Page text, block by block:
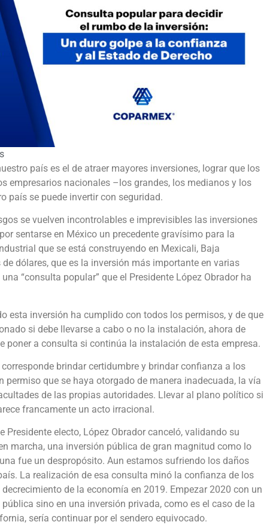
país es el de atraer mayores inversiones, lograr que los
empresarios nacionales –los grandes, los medianos y los
país se puede invertir con seguridad.
se vuelven incontrolables e imprevisibles las inversiones
sentarse en México un precedente gravísimo para la
que se está construyendo en Mexicali, Baja
dólares, que es la inversión más importante en varias
“consulta popular” que el Presidente López Obrador ha
esta inversión ha cumplido con todos los permisos, y de que
si debe llevarse a cabo o no la instalación, ahora de
poner a consulta si continúa la instalación de esta empresa.
brindar certidumbre y brindar confianza a los
que se haya otorgado de manera inadecuada, la vía
de las propias autoridades. Llevar al plano político si
francamente un acto irracional.
Presidente electo, López Obrador canceló, validando su
marcha, una inversión pública de gran magnitud como lo
fue un despropósito. Aun estamos sufriendo los daños
La realización de esa consulta minó la confianza de los
de la economía en 2019. Empezar 2020 con un
sino en una inversión privada, como es el caso de la
sería continuar por el sendero equivocado.